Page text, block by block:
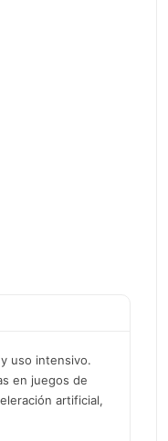
uso intensivo.
en juegos de
artificial,